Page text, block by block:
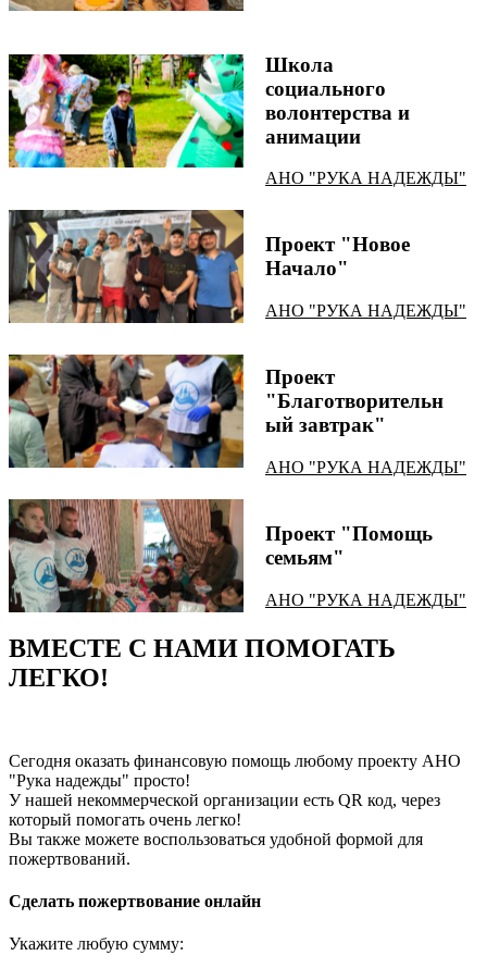
Школа
социального
волонтерства и
анимации
АНО "РУКА НАДЕЖДЫ"
Проект "Новое
Начало"
АНО "РУКА НАДЕЖДЫ"
Проект
"Благотворительн
ый завтрак"
АНО "РУКА НАДЕЖДЫ"
Проект "Помощь
семьям"
АНО "РУКА НАДЕЖДЫ"
ВМЕСТЕ С НАМИ ПОМОГАТЬ
ЛЕГКО!
Сегодня оказать финансовую помощь любому проекту АНО
"Рука надежды" просто!
У нашей некоммерческой организации есть QR код, через
который помогать очень легко!
Вы также можете воспользоваться удобной формой для
пожертвований.
Сделать пожертвование онлайн
Укажите любую сумму: